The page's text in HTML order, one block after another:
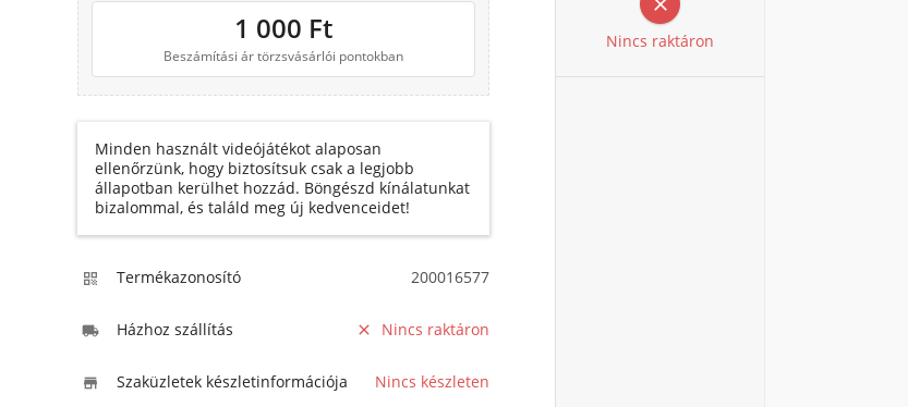
1 000 Ft
Beszámítási ár törzsvásárlói pontokban
Minden használt videójátékot alaposan
ellenőrzünk, hogy biztosítsuk csak a legjobb
állapotban kerülhet hozzád. Böngészd kínálatunkat
bizalommal, és találd meg új kedvenceidet!
 Termékazonosító 200016577
 Házhoz szállítás Nincs raktáron

 Szaküzletek készletinformációja Nincs készleten
Nincs raktáron